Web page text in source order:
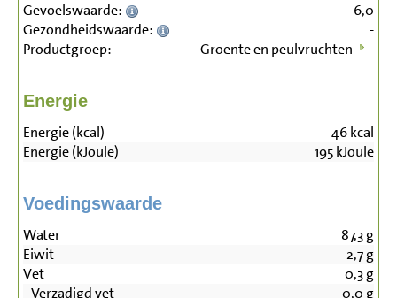
Gevoelswaarde:
6,0
Gezondheidswaarde:
-
Productgroep:
Groente en peulvruchten
Energie
Energie (kcal) 46kcal
Energie (kJoule)
195kJoule
Voedingswaarde
Water 87,3g
Eiwit
2,7g
Vet
0,3g
Verzadigd vet
0,0 g